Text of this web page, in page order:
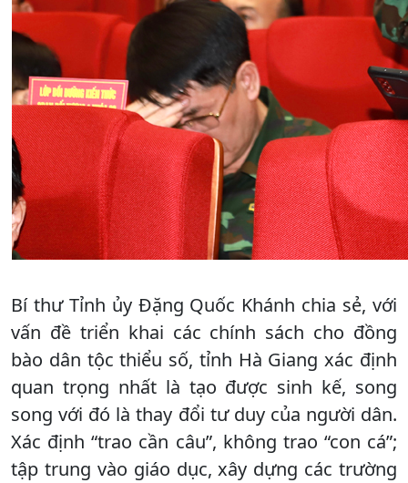
Bí thư Tỉnh ủy Đặng Quốc Khánh chia sẻ, với
vấn đề triển khai các chính sách cho đồng
bào dân tộc thiểu số, tỉnh Hà Giang xác định
quan trọng nhất là tạo được sinh kế, song
song với đó là thay đổi tư duy của người dân.
Xác định “trao cần câu”, không trao “con cá”;
tập trung vào giáo dục, xây dựng các trường